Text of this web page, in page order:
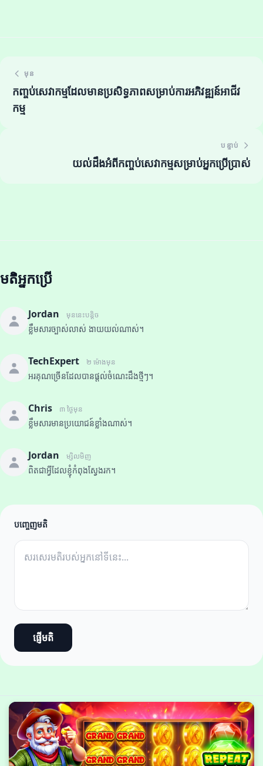
មុន
កញ្ចប់សេវាកម្មដែលមានប្រសិទ្ធភាពសម្រាប់ការអភិវឌ្ឍន៍អាជីវ
កម្ម
បន្ទាប់
យល់ដឹងអំពីកញ្ចប់សេវាកម្មសម្រាប់អ្នកប្រើប្រាស់
មតិអ្នកប្រើ
Jordan មុននេះបន្តិច
ខ្លឹមសារច្បាស់លាស់ ងាយយល់ណាស់។
TechExpert ២ ម៉ោងមុន
អរគុណច្រើនដែលបានផ្តល់ចំណេះដឹងថ្មីៗ។
Chris ៣ ថ្ងៃមុន
ខ្លឹមសារមានប្រយោជន៍ខ្លាំងណាស់។
Jordan ម្សិលមិញ
ពិតជាអ្វីដែលខ្ញុំកំពុងស្វែងរក។
បញ្ចេញមតិ
ផ្ញើមតិ